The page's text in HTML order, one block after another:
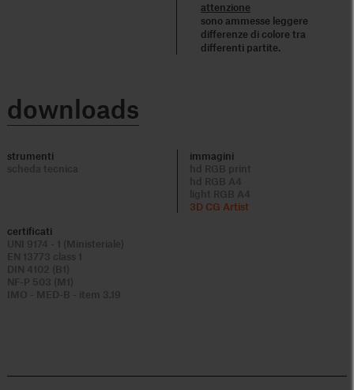
attenzione
sono ammesse leggere
differenze di colore tra
differenti partite.
downloads
strumenti
immagini
3D CG Artist
certificati